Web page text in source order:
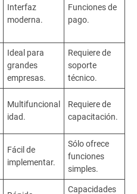
Interfaz
moderna.
Funciones de
pago.
Ideal para
grandes
empresas.
Requiere de
soporte
técnico.
Multifuncional
idad.
Requiere de
capacitación.
Fácil de
implementar.
Sólo ofrece
funciones
simples.
Capacidades